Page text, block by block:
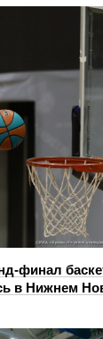
в Нижнем